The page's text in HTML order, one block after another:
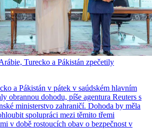
Turecko a Pákistán zpečetily
a Pákistán v pátek v saúdském hlavním
obrannou dohodu, píše agentura Reuters s
ministerstvo zahraničí. Dohoda by měla
spolupráci mezi těmito třemi
v době rostoucích obav o bezpečnost v